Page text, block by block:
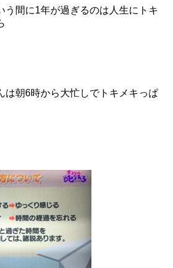
う間に1年が過ぎるのは人生にトキ
は朝6時から大忙しでトキメキっぱ